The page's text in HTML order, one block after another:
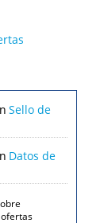
Sello de
Datos de